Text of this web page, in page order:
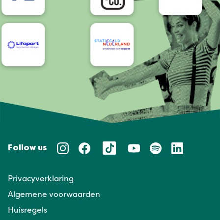
Follow us
Privacyverklaring
Algemene voorwaarden
Huisregels